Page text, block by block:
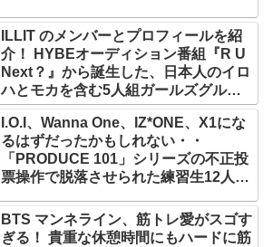
ILLIT のメンバーとプロフィールを紹
介！ HYBEオーディション番組『R U
Next？』から誕生した、日本人のイロ
ハとモカを含む5人組ガールズグルー
プ！ デビュー曲「Magnetic」がいき
なりの大ヒット
I.O.I、Wanna One、IZ*ONE、X1にな
るはずだったかもしれない・・
「PRODUCE 101」シリーズの不正投
票操作で脱落させられた練習生12人の
BTS マンネライン、筋トレ愛がスゴす
ぎる！ 貴重な休憩時間にもハードに筋